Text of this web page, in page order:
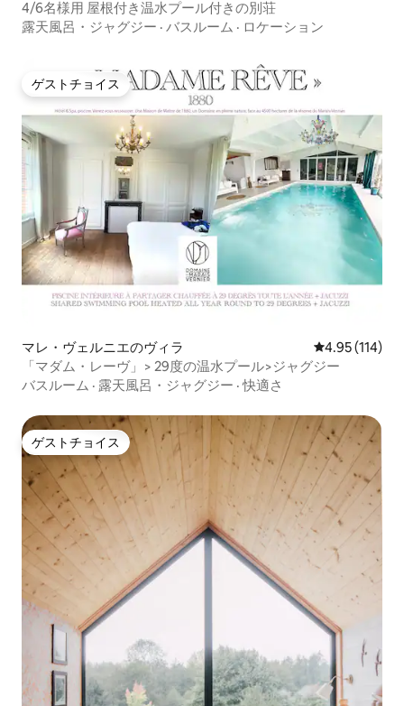
4/6名様用 屋根付き温水プール付きの別荘
露天風呂・ジャグジー · バスルーム · ロケーション
ゲストチョイス
ゲストチョイス
マレ・ヴェルニエのヴィラ レビュー114
4.95 (114)
「マダム・レーヴ」> 29度の温水プール>ジャグジー
バスルーム · 露天風呂・ジャグジー ·快適さ
ゲストチョイス
ゲストチョイス